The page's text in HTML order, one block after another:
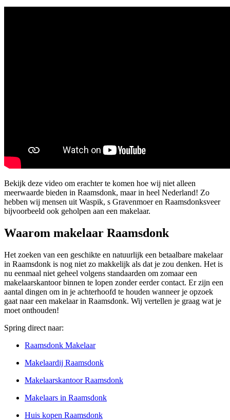
Bekijk deze video om erachter te komen hoe wij niet alleen
meerwaarde bieden in Raamsdonk, maar in heel Nederland! Zo
hebben wij mensen uit Waspik, s Gravenmoer en Raamsdonksveer
bijvoorbeeld ook geholpen aan een makelaar.
Waarom makelaar Raamsdonk
Het zoeken van een geschikte en natuurlijk een betaalbare makelaar
in Raamsdonk is nog niet zo makkelijk als dat je zou denken. Het is
nu eenmaal niet geheel volgens standaarden om zomaar een
makelaarskantoor binnen te lopen zonder eerder contact. Er zijn een
aantal dingen om in je achterhoofd te houden wanneer je opzoek
gaat naar een makelaar in Raamsdonk. Wij vertellen je graag wat je
moet onthouden!
Spring direct naar:
Raamsdonk Makelaar
Makelaardij Raamsdonk
Makelaarskantoor Raamsdonk
Makelaars in Raamsdonk
Huis kopen Raamsdonk